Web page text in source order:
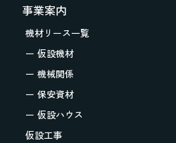
事業案内
機材リース一覧
ー 仮設機材
ー 機械関係
ー 保安資材
ー 仮設ハウス
仮設工事